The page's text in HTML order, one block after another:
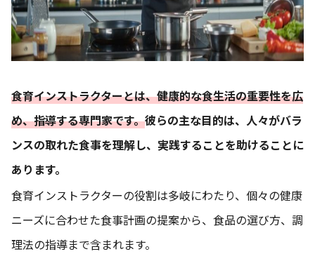
食育インストラクターとは、健康的な食生活の重要性を広
め、指導する専門家です。彼らの主な目的は、人々がバラ
ンスの取れた食事を理解し、実践することを助けることに
あります。
食育インストラクターの役割は多岐にわたり、個々の健康
ニーズに合わせた食事計画の提案から、食品の選び方、調
理法の指導まで含まれます。